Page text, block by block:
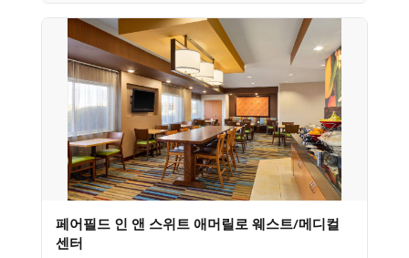
페어필드 인 앤 스위트 애머릴로 웨스트/메디컬
센터